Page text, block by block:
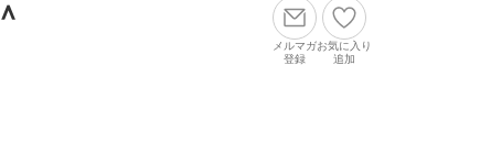
メルマガ
登録
お気に入り
追加